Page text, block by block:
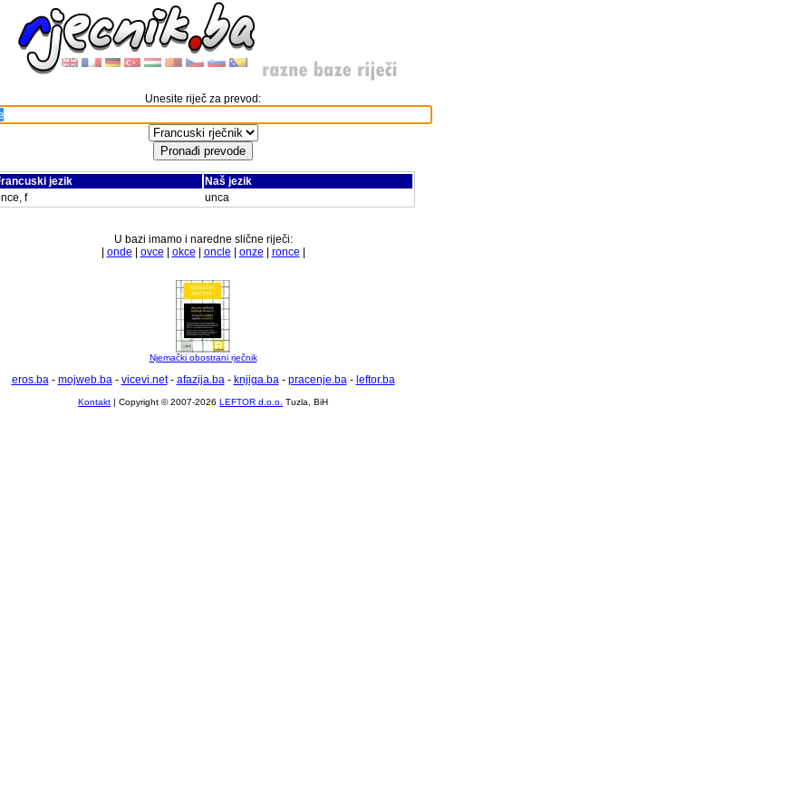
Unesite riječ za prevod:
jezik
Naš jezik
f
unca
U bazi imamo i naredne slične riječi:
onde ovce okce oncle onze ronce
Njemački obostrani rječnik
eros.ba- mojweb.ba- vicevi.net- afazija.ba- knjiga.ba- pracenje.ba- leftor.ba
Kontakt | Copyright © 2007-2026 LEFTOR d.o.o. Tuzla, BiH